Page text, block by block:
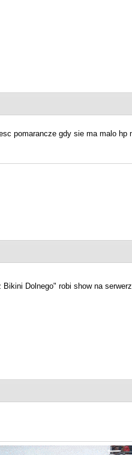
pomarancze gdy sie ma malo
Dolnego" robi show na